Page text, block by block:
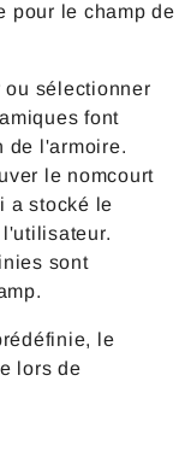
pour le champ de
ou sélectionner
font
de l'armoire.
le nomcourt
a stocké le
sont
le
lors de